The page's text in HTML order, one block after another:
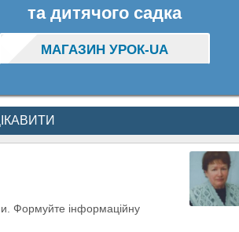
та дитячого садка
МАГАЗИН УРОК-UA
Формуйте інформаційну